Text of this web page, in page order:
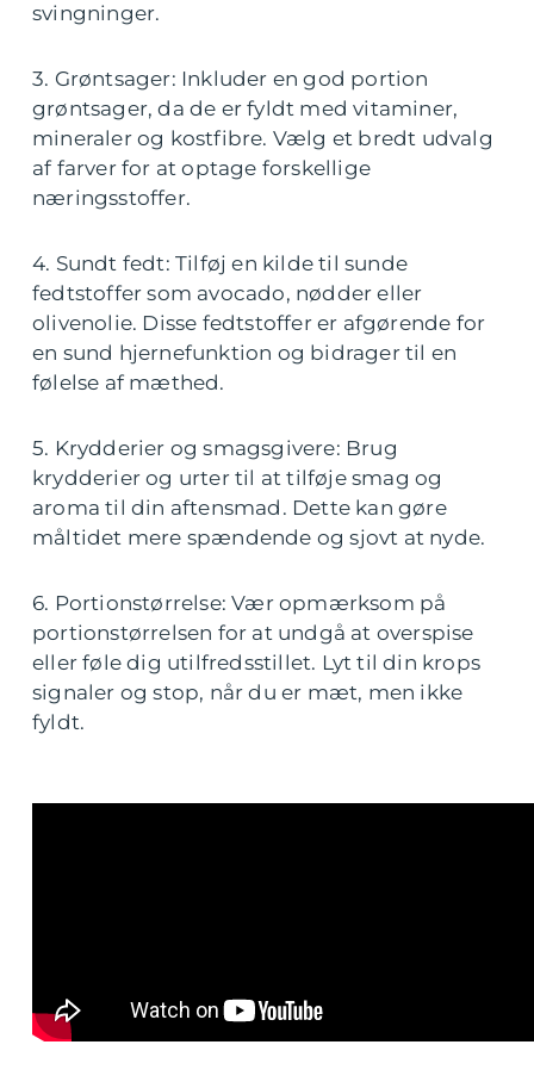
svingninger.
3. Grøntsager: Inkluder en god portion
grøntsager, da de er fyldt med vitaminer,
mineraler og kostfibre. Vælg et bredt udvalg
af farver for at optage forskellige
næringsstoffer.
4. Sundt fedt: Tilføj en kilde til sunde
fedtstoffer som avocado, nødder eller
olivenolie. Disse fedtstoffer er afgørende for
en sund hjernefunktion og bidrager til en
følelse af mæthed.
5. Krydderier og smagsgivere: Brug
krydderier og urter til at tilføje smag og
aroma til din aftensmad. Dette kan gøre
måltidet mere spændende og sjovt at nyde.
6. Portionstørrelse: Vær opmærksom på
portionstørrelsen for at undgå at overspise
eller føle dig utilfredsstillet. Lyt til din krops
signaler og stop, når du er mæt, men ikke
fyldt.